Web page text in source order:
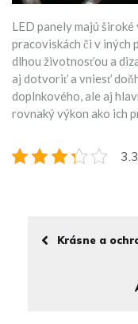
LED panely majú
pracoviskách či v iných
dlhou životnosťou a
aj dotvoriť a vniesť
doplnkového, ale aj
rovnaký výkon ako ich
Krásne a